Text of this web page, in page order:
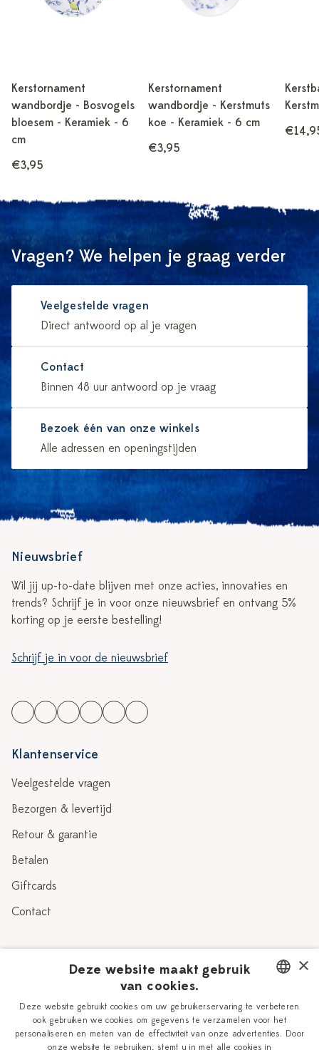
Kerstornament
wandbordje - Bosvogels
bloesem - Keramiek - 6
cm
€3,95
Kerstornament
wandbordje - Kerstmuts
koe - Keramiek - 6 cm
€3,95
Vragen? We helpen je graag verder
Veelgestelde vragen
Direct antwoord op al je vragen
Contact
Binnen 48 uur antwoord op je vraag
Bezoek één van onze winkels
Alle adressen en openingstijden
Nieuwsbrief
Wil jij up-to-date blijven met onze acties, innovaties en
trends? Schrijf je in voor onze nieuwsbrief en ontvang 5%
korting op je eerste bestelling!
Schrijf je in voor de nieuwsbrief
Klantenservice
Veelgestelde vragen
Bezorgen & levertijd
Retour & garantie
Betalen
Giftcards
Contact
Verhaal
Onze plateelschilders
Delfts Blauw
Workshops
Vacatures
DUTCH
ENGLISH
×
Deze website maakt gebruik
van cookies.
Deze website gebruikt cookies om uw gebruikerservaring te verbeteren
ook gebruiken we cookies om gegevens te verzamelen voor het
personaliseren en meten van de effectiviteit van onze advertenties. Door
onze website te gebruiken, stemt u in met alle cookies in